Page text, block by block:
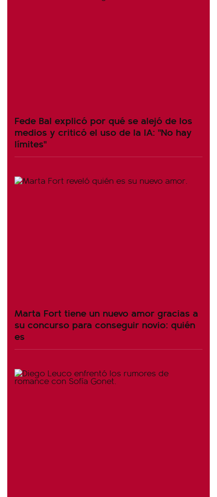
Fede Bal explicó por qué se alejó de los
medios y criticó el uso de la IA: "No hay
límites"
Marta Fort tiene un nuevo amor gracias a
su concurso para conseguir novio: quién
es